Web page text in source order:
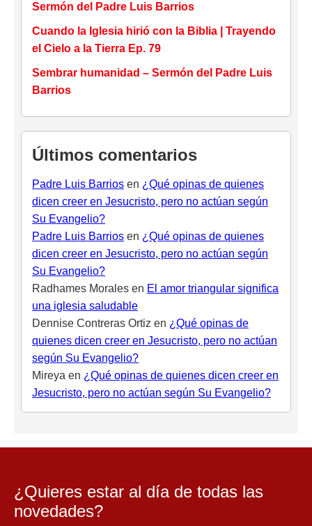
Sermón del Padre Luis Barrios
Cuando la Iglesia hirió con la Biblia | Trayendo
el Cielo a la Tierra Ep. 79
Sembrar humanidad – Sermón del Padre Luis
Barrios
Últimos comentarios
Padre Luis Barrios en ¿Qué opinas de quienes
dicen creer en Jesucristo, pero no actúan según
Su Evangelio?
Padre Luis Barrios en ¿Qué opinas de quienes
dicen creer en Jesucristo, pero no actúan según
Su Evangelio?
Radhames Morales en El amor triangular significa
una iglesia saludable
Dennise Contreras Ortiz en ¿Qué opinas de
quienes dicen creer en Jesucristo, pero no actúan
según Su Evangelio?
Mireya en ¿Qué opinas de quienes dicen creer en
Jesucristo, pero no actúan según Su Evangelio?
¿Quieres estar al día de todas las
novedades?